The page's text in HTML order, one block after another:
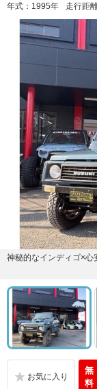
年式： 1995年 走行距
神秘的なインディゴ×心
無
料